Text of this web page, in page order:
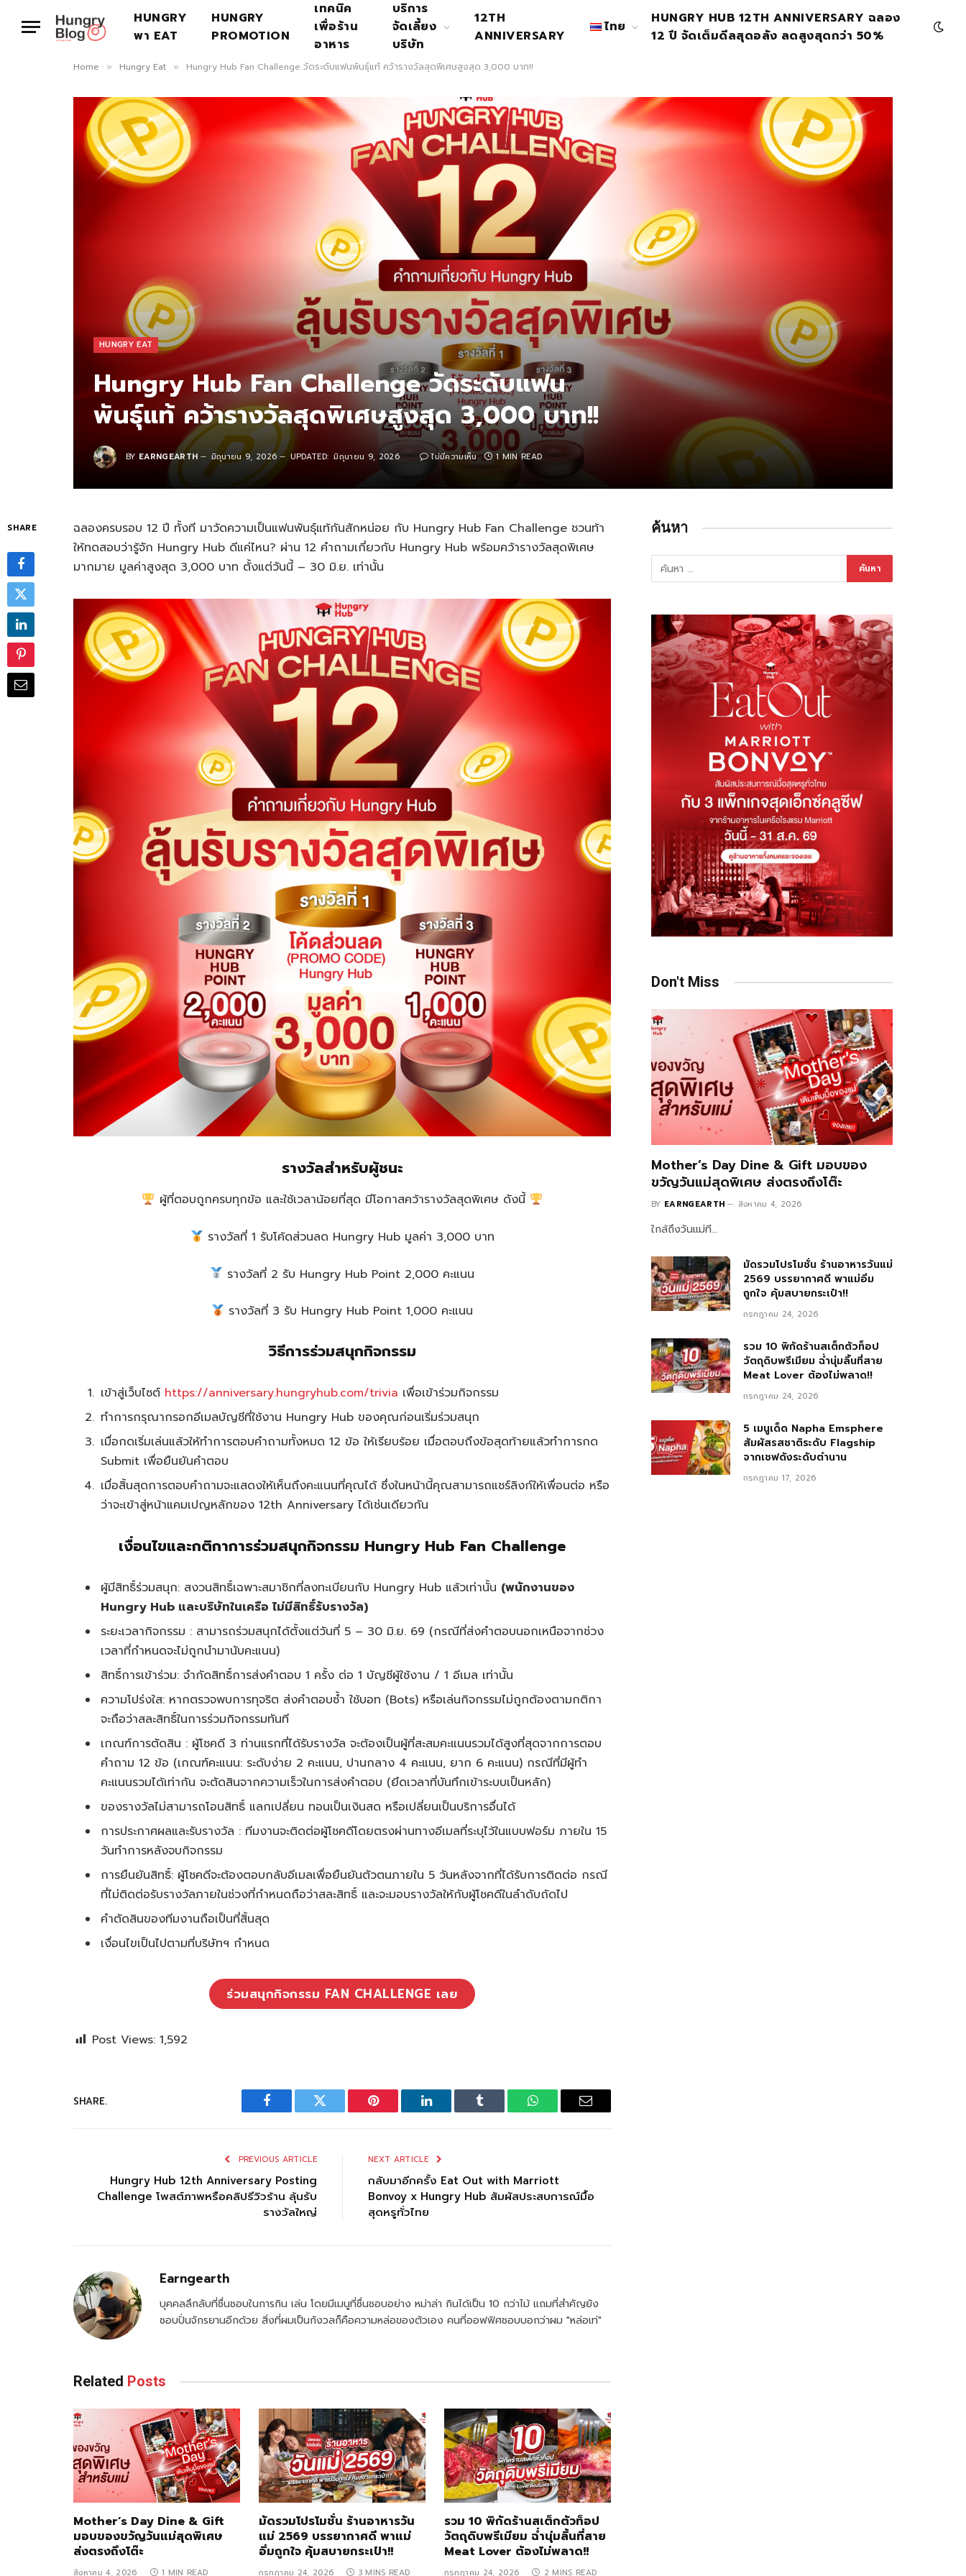
HUNGRY
พา EAT
HUNGRY
PROMOTION
เทคนิค
เพื่อร้าน
อาหาร
บริการ
จัดเลี้ยง
บริษัท
12TH
ANNIVERSARY
ไทย
HUNGRY HUB 12TH ANNIVERSARY ฉลอง
12 ปี จัดเต็มดีลสุดอลัง ลดสูงสุดกว่า 50%
Home » Hungry Eat » Hungry Hub Fan Challenge วัดระดับแฟนพันธุ์แท้ คว้ารางวัลสุดพิเศษสูงสุด 3,000 บาท!!
HUNGRY EAT
Hungry Hub Fan Challenge วัดระดับแฟน
พันธุ์แท้ คว้ารางวัลสุดพิเศษสูงสุด 3,000 บาท!!
BY EARNGEARTH มิถุนายน 9, 2026 UPDATED: มิถุนายน 9, 2026 ไม่มีความเห็น 1 MIN READ
SHARE
ฉลองครบรอบ 12 ปี ทั้งที มาวัดความเป็นแฟนพันธุ์แท้กันสักหน่อย กับ Hungry Hub Fan Challenge ชวนท้า
ให้ทดสอบว่ารู้จัก Hungry Hub ดีแค่ไหน? ผ่าน 12 คำถามเกี่ยวกับ Hungry Hub พร้อมคว้ารางวัลสุดพิเศษ
มากมาย มูลค่าสูงสุด 3,000 บาท ตั้งแต่วันนี้ – 30 มิ.ย. เท่านั้น
รางวัลสำหรับผู้ชนะ
ผู้ที่ตอบถูกครบทุกข้อ และใช้เวลาน้อยที่สุด มีโอกาสคว้ารางวัลสุดพิเศษ ดังนี้
รางวัลที่ 1 รับโค้ดส่วนลด Hungry Hub มูลค่า 3,000 บาท
รางวัลที่ 2 รับ Hungry Hub Point 2,000 คะแนน
รางวัลที่ 3 รับ Hungry Hub Point 1,000 คะแนน
วิธีการร่วมสนุกกิจกรรม
เข้าสู่เว็บไซต์ https://anniversary.hungryhub.com/trivia เพื่อเข้าร่วมกิจกรรม
ทำการกรุณากรอกอีเมลบัญชีที่ใช้งาน Hungry Hub ของคุณก่อนเริ่มร่วมสนุก
เมื่อกดเริ่มเล่นแล้วให้ทำการตอบคำถามทั้งหมด 12 ข้อ ให้เรียบร้อย เมื่อตอบถึงข้อสุดท้ายแล้วทำการกด
Submit เพื่อยืนยันคำตอบ
เมื่อสิ้นสุดการตอบคำถามจะแสดงให้เห็นถึงคะแนนที่คุณได้ ซึ่งในหน้านี้คุณสามารถแชร์ลิงก์ให้เพื่อนต่อ หรือ
ว่าจะเข้าสู่หน้าแคมเปญหลักของ 12th Anniversary ได้เช่นเดียวกัน
เงื่อนไขและกติกาการร่วมสนุกกิจกรรม Hungry Hub Fan Challenge
ผู้มีสิทธิ์ร่วมสนุก: สงวนสิทธิ์เฉพาะสมาชิกที่ลงทะเบียนกับ Hungry Hub แล้วเท่านั้น (พนักงานของ
Hungry Hub และบริษัทในเครือ ไม่มีสิทธิ์รับรางวัล)
ระยะเวลากิจกรรม : สามารถร่วมสนุกได้ตั้งแต่วันที่ 5 – 30 มิ.ย. 69 (กรณีที่ส่งคำตอบนอกเหนือจากช่วง
เวลาที่กำหนดจะไม่ถูกนำมานับคะแนน)
สิทธิ์การเข้าร่วม: จำกัดสิทธิ์การส่งคำตอบ 1 ครั้ง ต่อ 1 บัญชีผู้ใช้งาน / 1 อีเมล เท่านั้น
ความโปร่งใส: หากตรวจพบการทุจริต ส่งคำตอบซ้ำ ใช้บอท (Bots) หรือเล่นกิจกรรมไม่ถูกต้องตามกติกา
จะถือว่าสละสิทธิ์ในการร่วมกิจกรรมทันที
เกณฑ์การตัดสิน : ผู้โชคดี 3 ท่านแรกที่ได้รับรางวัล จะต้องเป็นผู้ที่สะสมคะแนนรวมได้สูงที่สุดจากการตอบ
คำถาม 12 ข้อ (เกณฑ์คะแนน: ระดับง่าย 2 คะแนน, ปานกลาง 4 คะแนน, ยาก 6 คะแนน) กรณีที่มีผู้ทำ
คะแนนรวมได้เท่ากัน จะตัดสินจากความเร็วในการส่งคำตอบ (ยึดเวลาที่บันทึกเข้าระบบเป็นหลัก)
ของรางวัลไม่สามารถโอนสิทธิ์ แลกเปลี่ยน ทอนเป็นเงินสด หรือเปลี่ยนเป็นบริการอื่นได้
การประกาศผลและรับรางวัล : ทีมงานจะติดต่อผู้โชคดีโดยตรงผ่านทางอีเมลที่ระบุไว้ในแบบฟอร์ม ภายใน 15
วันทำการหลังจบกิจกรรม
การยืนยันสิทธิ์: ผู้โชคดีจะต้องตอบกลับอีเมลเพื่อยืนยันตัวตนภายใน 5 วันหลังจากที่ได้รับการติดต่อ กรณี
ที่ไม่ติดต่อรับรางวัลภายในช่วงที่กำหนดถือว่าสละสิทธิ์ และจะมอบรางวัลให้กับผู้โชคดีในลำดับถัดไป
คำตัดสินของทีมงานถือเป็นที่สิ้นสุด
เงื่อนไขเป็นไปตามที่บริษัทฯ กำหนด
ร่วมสนุกกิจกรรม FAN CHALLENGE เลย
Post Views: 1,592
SHARE.
Facebook Twitter Pinterest LinkedIn Tumblr WhatsAppEmail
PREVIOUS ARTICLE
Hungry Hub 12th Anniversary Posting
Challenge โพสต์ภาพหรือคลิปรีวิวร้าน ลุ้นรับ
รางวัลใหญ่
NEXT ARTICLE
กลับมาอีกครั้ง Eat Out with Marriott
Bonvoy x Hungry Hub สัมผัสประสบการณ์มื้อ
สุดหรูทั่วไทย
Earngearth
บุคคลลึกลับที่ชื่นชอบในการกิน เล่น โดยมีเมนูที่ชื่นชอบอย่าง หม่าล่า กินได้เป็น 10 กว่าไม้ แถมที่สำคัญยัง
ชอบปั่นจักรยานอีกด้วย สิ่งที่ผมเป็นกังวลก็คือความหล่อของตัวเอง คนที่ออฟฟิศชอบบอกว่าผม "หล่อเท่"
Related Posts
Mother’s Day Dine & Gift
มอบของขวัญวันแม่สุดพิเศษ
ส่งตรงถึงโต๊ะ
สิงหาคม 4, 2026 1 MIN READ
มัดรวมโปรโมชั่น ร้านอาหารวัน
แม่ 2569 บรรยากาศดี พาแม่
อิ่มถูกใจ คุ้มสบายกระเป๋า!!
กรกฎาคม 24, 2026 3 MINS READ
รวม 10 พิกัดร้านสเต็กตัวท็อป
วัตถุดิบพรีเมียม ฉ่ำนุ่มลิ้นที่สาย
Meat Lover ต้องไม่พลาด!!
กรกฎาคม 24, 2026 2 MINS READ
ค้นหา
Don't Miss
Mother’s Day Dine & Gift มอบของ
ขวัญวันแม่สุดพิเศษ ส่งตรงถึงโต๊ะ
BY EARNGEARTH สิงหาคม 4, 2026
ใกล้ถึงวันแม่ที…
มัดรวมโปรโมชั่น ร้านอาหารวันแม่
2569 บรรยากาศดี พาแม่อิ่ม
ถูกใจ คุ้มสบายกระเป๋า!!
กรกฎาคม 24, 2026
รวม 10 พิกัดร้านสเต็กตัวท็อป
วัตถุดิบพรีเมียม ฉ่ำนุ่มลิ้นที่สาย
Meat Lover ต้องไม่พลาด!!
กรกฎาคม 24, 2026
5 เมนูเด็ด Napha Emsphere
สัมผัสรสชาติระดับ Flagship
จากเชฟดังระดับตำนาน
กรกฎาคม 17, 2026